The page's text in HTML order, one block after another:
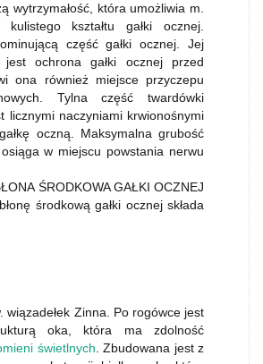
wytrzymałość, która umożliwia m.
kształtu gałki ocznej.
część gałki ocznej. Jej
jest ochrona gałki ocznej przed
ona również miejsce przyczepu
Tylna część twardówki
licznymi naczyniami krwionośnymi
oczną. Maksymalna grubość
w miejscu powstania nerwu
ŚRODKOWA GAŁKI OCZNEJ
środkową gałki ocznej składa
wiązadełek Zinna. Po rogówce jest
oka, która ma zdolność
świetlnych . Zbudowana jest z